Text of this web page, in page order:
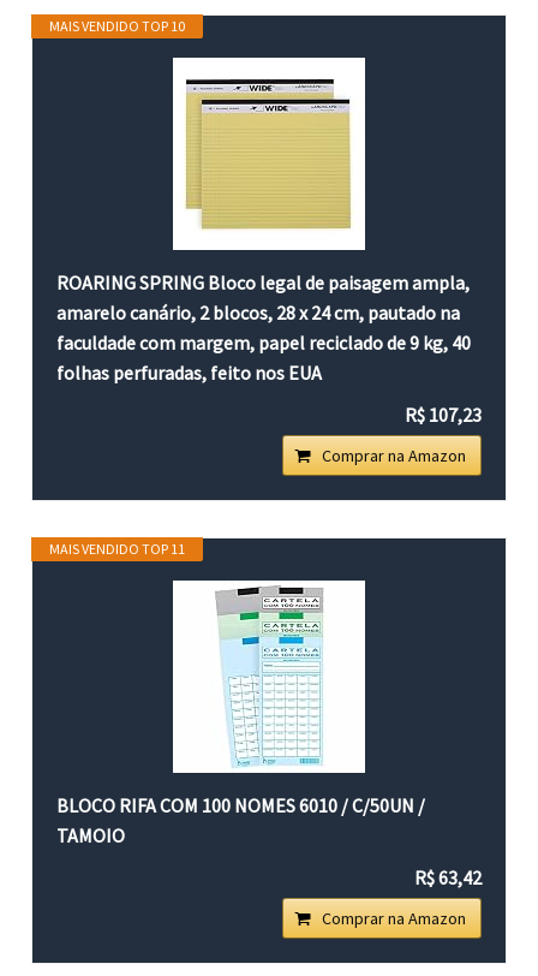
MAIS VENDIDO TOP 10
ROARING SPRING Bloco legal de paisagem ampla,
amarelo canário, 2 blocos, 28 x 24 cm, pautado na
faculdade com margem, papel reciclado de 9 kg, 40
folhas perfuradas, feito nos EUA
R$ 107,23
Comprar na Amazon
MAIS VENDIDO TOP 11
BLOCO RIFA COM 100 NOMES 6010 / C/50UN /
TAMOIO
R$ 63,42
Comprar na Amazon